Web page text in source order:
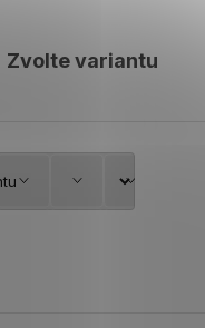
Zvolte variantu